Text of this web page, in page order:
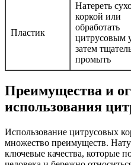
Пластик
Натереть
коркой или
обработать
цитрусовым
затем
промыть
Преимущества и
использования
Использование цитрусовых
множество преимуществ.
ключевые качества, которые